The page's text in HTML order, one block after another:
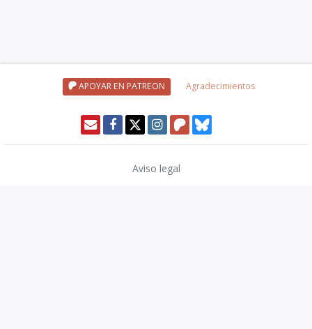
APOYAR EN PATREON Agradecimientos
Aviso legal